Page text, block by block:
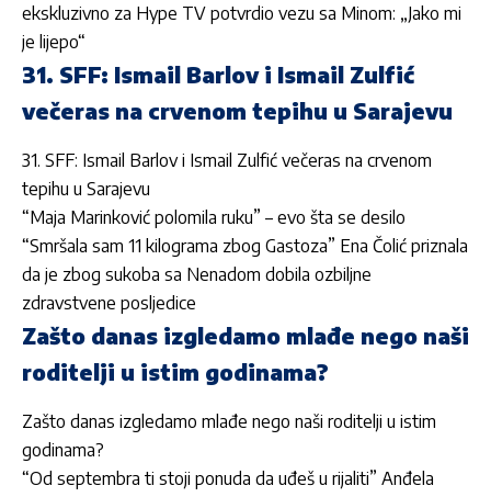
ekskluzivno za Hype TV potvrdio vezu sa Minom: „Jako mi
je lijepo“
31. SFF: Ismail Barlov i Ismail Zulfić
večeras na crvenom tepihu u Sarajevu
31. SFF: Ismail Barlov i Ismail Zulfić večeras na crvenom
tepihu u Sarajevu
“Maja Marinković polomila ruku” – evo šta se desilo
“Smršala sam 11 kilograma zbog Gastoza” Ena Čolić priznala
da je zbog sukoba sa Nenadom dobila ozbiljne
zdravstvene posljedice
Zašto danas izgledamo mlađe nego naši
roditelji u istim godinama?
Zašto danas izgledamo mlađe nego naši roditelji u istim
godinama?
“Od septembra ti stoji ponuda da uđeš u rijaliti” Anđela